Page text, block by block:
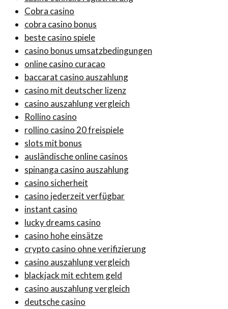
Cobra casino
cobra casino bonus
beste casino spiele
casino bonus umsatzbedingungen
online casino curacao
baccarat casino auszahlung
casino mit deutscher lizenz
casino auszahlung vergleich
Rollino casino
rollino casino 20 freispiele
slots mit bonus
ausländische online casinos
spinanga casino auszahlung
casino sicherheit
casino jederzeit verfügbar
instant casino
lucky dreams casino
casino hohe einsätze
crypto casino ohne verifizierung
casino auszahlung vergleich
blackjack mit echtem geld
casino auszahlung vergleich
deutsche casino